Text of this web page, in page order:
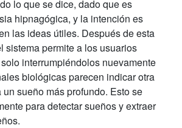
lo que se dice, dado que es
hipnagógica, y la intención es
las ideas útiles. Después de esta
sistema permite a los usuarios
interrumpiéndolos nuevamente
biológicas parecen indicar otra
sueño más profundo. Esto se
para detectar sueños y extraer